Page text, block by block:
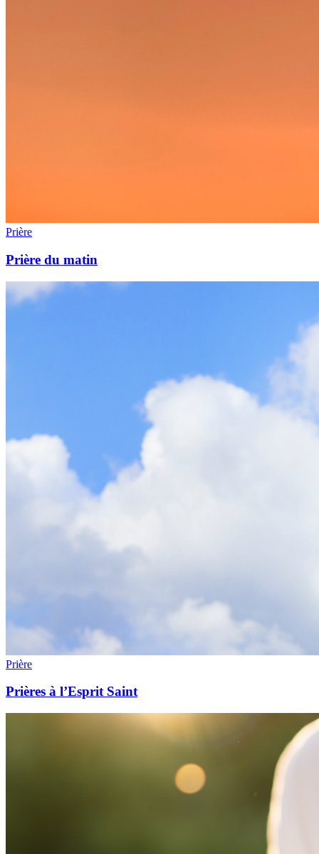
Prière
Prière du matin
Prière
Prières à l’Esprit Saint